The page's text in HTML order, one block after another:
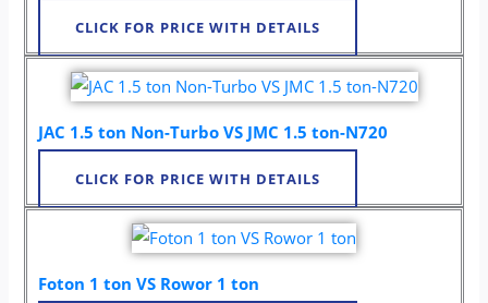
CLICK FOR PRICE WITH DETAILS
JAC 1.5 ton Non-Turbo VS JMC 1.5 ton-N720
CLICK FOR PRICE WITH DETAILS
Foton 1 ton VS Rowor 1 ton